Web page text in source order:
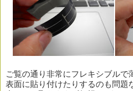
ご覧の通り非常にフレキシブルで
表面に貼り付けたりするのも問題